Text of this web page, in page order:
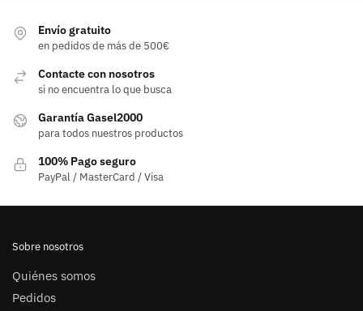
Envío gratuito
en pedidos de más de 500€
Contacte con nosotros
si no encuentra lo que busca
Garantía Gasel2000
para todos nuestros productos
100% Pago seguro
PayPal / MasterCard / Visa
Sobre nosotros
Quiénes somos
Pedidos